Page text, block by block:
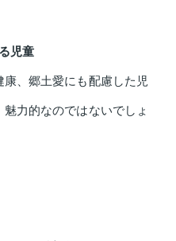
児童
、郷土愛にも配慮した児
力的なのではないでしょ